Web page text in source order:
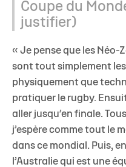
Coupe du
justifier)
« Je pense que les
sont tout simplement
physiquement que
pratiquer le rugby.
aller jusqu’en finale.
j’espère comme tout le
dans ce mondial. Puis,
l’Australie qui est une